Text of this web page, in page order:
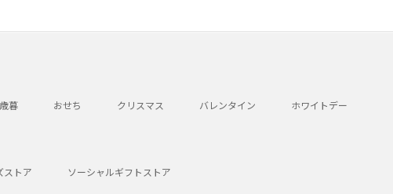
暮 おせち クリスマス バレンタイン ホワイトデー
ストア ソーシャルギフトストア